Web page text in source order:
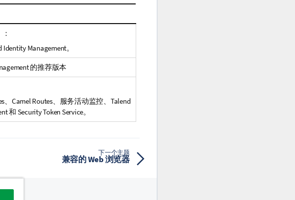
Identity Management。
的推荐版本
、Camel Routes、
服务活动监控
Talend
和 Security Token Service。
下一个主题
兼容的 Web 浏览器